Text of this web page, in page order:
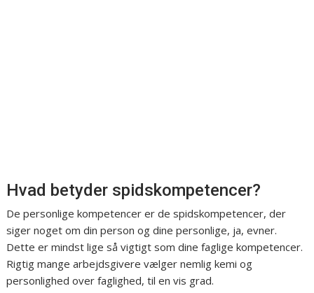
Hvad betyder spidskompetencer?
De personlige kompetencer er de spidskompetencer, der
siger noget om din person og dine personlige, ja, evner.
Dette er mindst lige så vigtigt som dine faglige kompetencer.
Rigtig mange arbejdsgivere vælger nemlig kemi og
personlighed over faglighed, til en vis grad.